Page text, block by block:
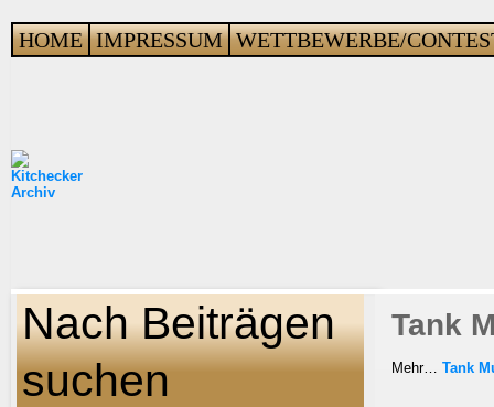
HOME IMPRESSUM WETTBEWERBE/
Nach Beiträgen
suchen
Tank
Mehr… Tank